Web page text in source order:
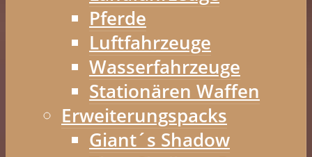
Pferde
Luftfahrzeuge
Wasserfahrzeuge
Stationären Waffen
Erweiterungspacks
Giant´s Shadow